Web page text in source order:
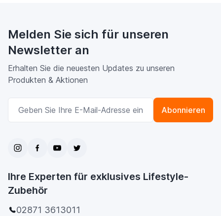
Melden Sie sich für unseren
Newsletter an
Erhalten Sie die neuesten Updates zu unseren
Produkten & Aktionen
E-Mailadresse
Abonnieren
Ihre Experten für exklusives Lifestyle-
Zubehör
02871 3613011